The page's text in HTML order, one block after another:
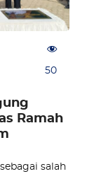
50
Ramah
salah